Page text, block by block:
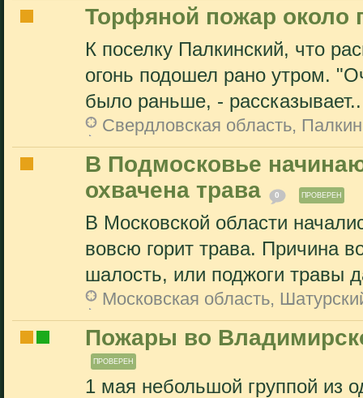
Торфяной пожар около
К поселку Палкинский, что
огонь подошел рано утром.
было раньше, -
Свердловская область,
В Подмосковье
охвачена трава
0 ПРОВЕРЕН
В Московской области
вовсю горит трава. Причина
шалость, или поджоги травы
Московская область,
Пожары во
ПРОВЕРЕН
1 мая небольшой группой из